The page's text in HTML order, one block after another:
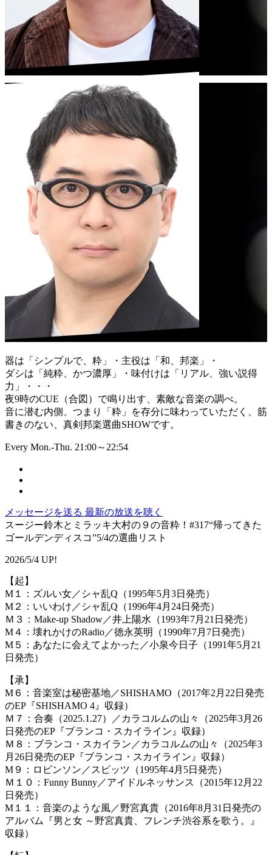
器は「シンプルで、粋」・主役は「和、邦楽」・
ダシは「純粋、かつ濃厚」・味付けは「リアル、強い説得
力」・・・
夜9時のCUE（合図）で鳴り出す、素敵な音楽の調べ。
音に潜む内側、つまり「粋」を存分に味わっていただく、筋
書きのない、真剣邦楽選曲SHOWです。
Every Mon.-Thu. 21:00～22:54
メッセージを送る 最新の放送を聴く
スージー鈴木とミラッキ大村の９の音粋！#317“帰ってきた
ゴールデンディスコ”5/4の選曲リスト
2026/5/4 UP!
【起】
M１：ズルい女／シャ乱Q（1995年5月3日発売）
M２：いいわけ／シャ乱Q（1996年4月24日発売）
Ｍ３：Make-up Shadow／井上陽水（1993年7月21日発売）
M４：壊れかけのRadio／徳永英明（1990年7月7日発売）
M５：あなたに会えてよかった／小泉今日子（1991年5月21
日発売）
【承】
M６：音楽室は秘密基地／SHISHAMO（2017年2月22日発売
のEP『SHISHAMO 4』収録）
Ｍ７：合奏（2025.1.27）／カラコルムの山々（2025年3月26
日発売のEP『ブランコ・スカイライン』収録）
Ｍ８：ブランコ・スカイラン／カラコルムの山々（2025年3
月26日発売のEP『ブランコ・スカイライン』収録）
M９：ロビンソン／スピッツ（1995年4月5日発売）
Ｍ１０：Funny Bunny／アイドルネッサンス（2015年12月22
日発売）
M１１：音楽のような風／野宮真貴（2016年8月31日発売の
アルバム『男と女 ～野宮真貴、フレンチ渋谷系を歌う。』
収録）